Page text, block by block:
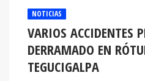
NOTICIAS
VARIOS ACCIDENTES
DERRAMADO EN
TEGUCIGALPA